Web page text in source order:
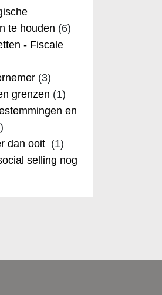
te houden (6)
- Fiscale
(3)
grenzen (1)
en
dan ooit (1)
selling nog